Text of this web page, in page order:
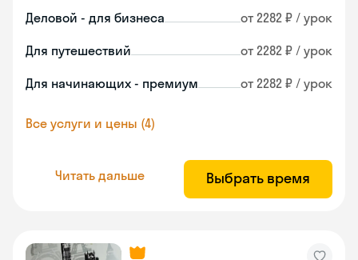
Деловой - для бизнеса от 2282 ₽ / урок
Для путешествий от 2282 ₽ / урок
Для начинающих - премиум от 2282 ₽ / урок
Все услуги и цены (4)
Читать дальше Выбрать время